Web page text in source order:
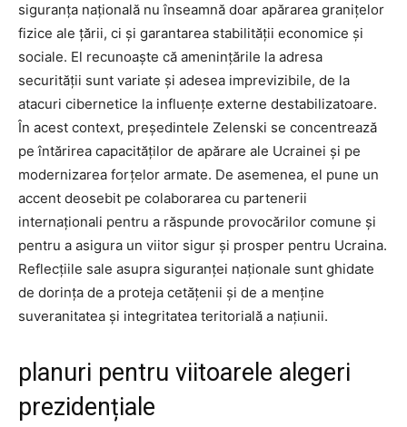
siguranța națională nu înseamnă doar apărarea granițelor
fizice ale țării, ci și garantarea stabilității economice și
sociale. El recunoaște că amenințările la adresa
securității sunt variate și adesea imprevizibile, de la
atacuri cibernetice la influențe externe destabilizatoare.
În acest context, președintele Zelenski se concentrează
pe întărirea capacităților de apărare ale Ucrainei și pe
modernizarea forțelor armate. De asemenea, el pune un
accent deosebit pe colaborarea cu partenerii
internaționali pentru a răspunde provocărilor comune și
pentru a asigura un viitor sigur și prosper pentru Ucraina.
Reflecțiile sale asupra siguranței naționale sunt ghidate
de dorința de a proteja cetățenii și de a menține
suveranitatea și integritatea teritorială a națiunii.
planuri pentru viitoarele alegeri
prezidențiale